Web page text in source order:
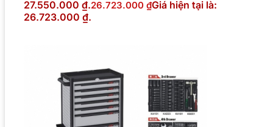
27.550.000 ₫.26.723.000 ₫Giá hiện tại là:
26.723.000 ₫.